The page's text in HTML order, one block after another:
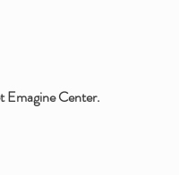
Emagine Center.